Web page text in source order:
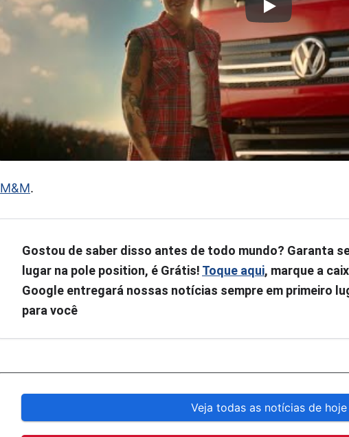
M&M.
Gostou de saber disso antes de todo mundo? Garanta
lugar na pole position, é Grátis! Toque aqui, marque a
Google entregará nossas notícias sempre em primeiro
para você
Veja todas as notícias de hoje